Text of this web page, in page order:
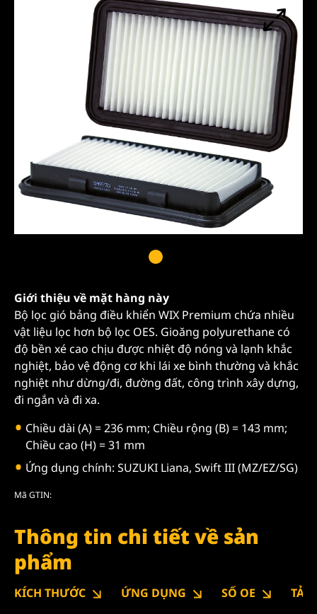
Giới thiệu về mặt hàng này
Bộ lọc gió bảng điều khiển WIX Premium chứa nhiều
vật liệu lọc hơn bộ lọc OES. Gioăng polyurethane có
độ bền xé cao chịu được nhiệt độ nóng và lạnh khắc
nghiệt, bảo vệ động cơ khi lái xe bình thường và khắc
nghiệt như dừng/đi, đường đất, công trình xây dựng,
đi ngắn và đi xa.
Chiều dài (A) = 236 mm; Chiều rộng (B) = 143 mm;
Chiều cao (H) = 31 mm
Ứng dụng chính: SUZUKI Liana, Swift III (MZ/EZ/SG)
Mã GTIN:
Thông tin chi tiết về sản
phẩm
KÍCH THƯỚC ỨNG DỤNG SỐ OE TẢI